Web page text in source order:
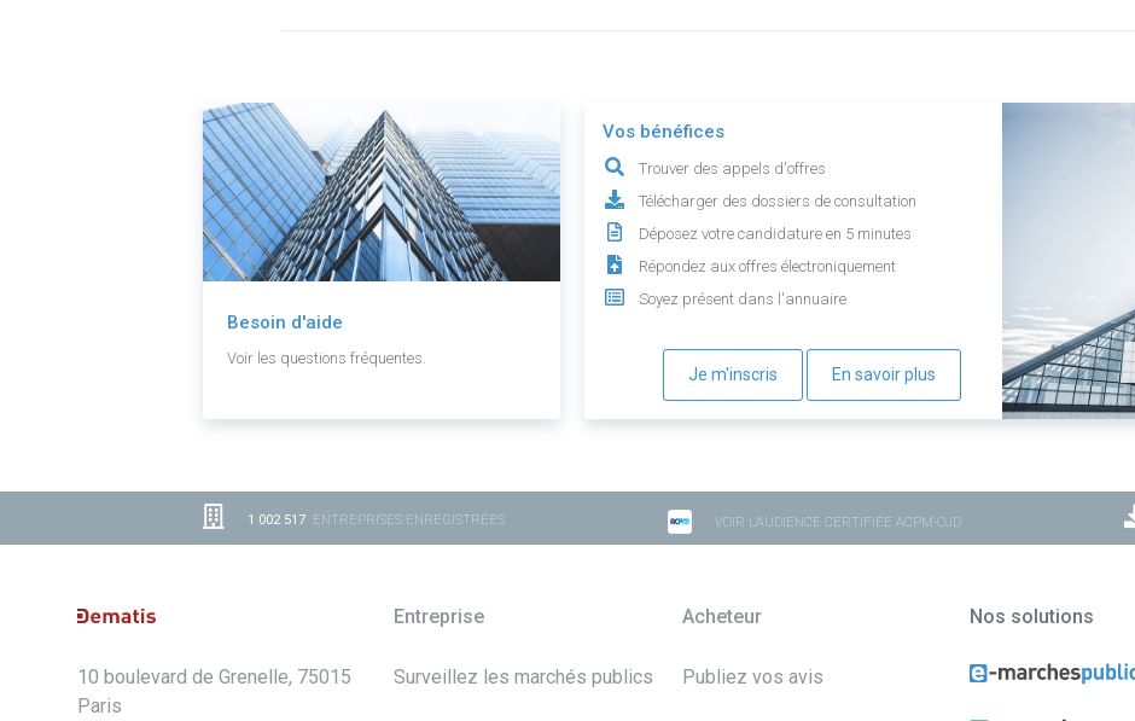
Besoin d'aide
Voir les questions fréquentes.
Vos bénéfices
Trouver des appels d'offres
Télécharger des dossiers de consultation
Déposez votre candidature en 5 minutes
Répondez aux offres électroniquement
Soyez présent dans l'annuaire
Je m'inscris En savoir plus
1 002 517 ENTREPRISES ENREGISTRÉES VOIR L'AUDIENCE CERTIFIÉE ACPM-OJD
10 boulevard de Grenelle, 75015
Paris
Entreprise
Surveillez les marchés publics
Acheteur
Publiez vos avis
Nos solutions